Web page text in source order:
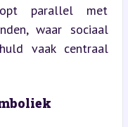
parallel met
waar sociaal
vaak centraal